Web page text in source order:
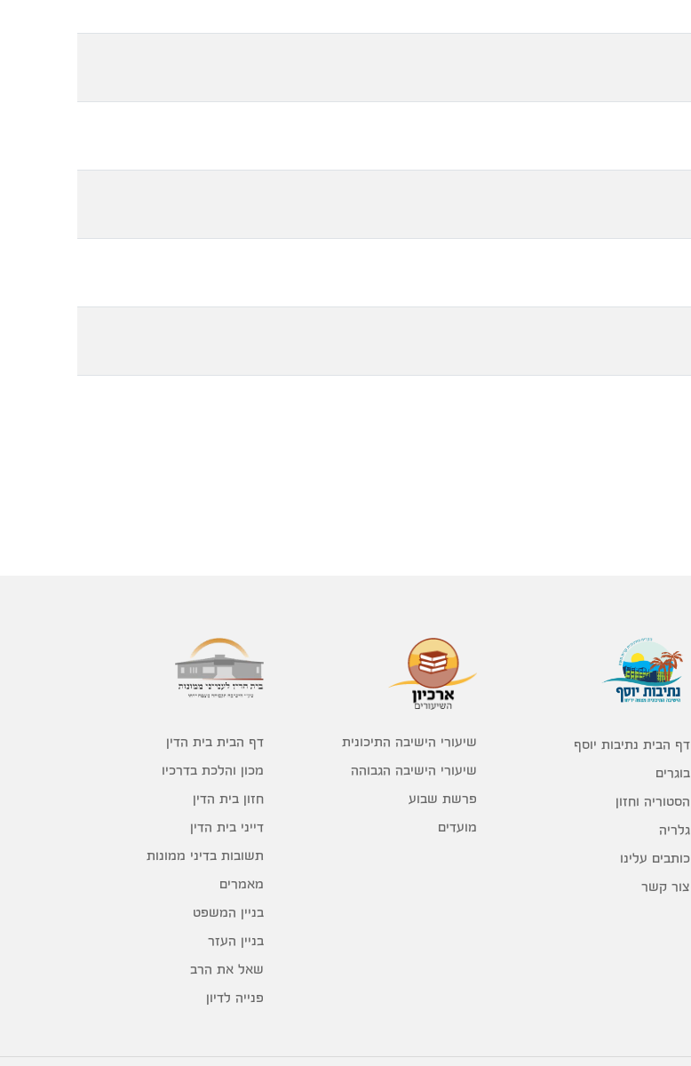
דף הבית נתיבות יוסף
בוגרים
הסטוריה וחזון
גלריה
כותבים עלינו
צור קשר
שיעורי הישיבה התיכונית
שיעורי הישיבה הגבוהה
פרשת שבוע
מועדים
דף הבית בית הדין
מכון והלכת בדרכיו
חזון בית הדין
דייני בית הדין
תשובות בדיני ממונות
מאמרים
בניין המשפט
בניין העזר
שאל את הרב
פנייה לדיון